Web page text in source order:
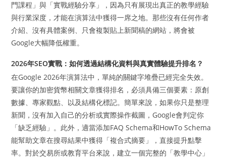
門課程」與「實戰經驗分享」，因為只有展現出真正的教學經驗
與行業深度，才能在演算法中獲得一席之地。那些沒有任何作者
介紹、沒有具體案例、只會複製貼上新聞稿的網站，將會被
Google大幅降低權重。
2026年SEO實戰：如何透過結構化資料與真實體驗提升排名？
在Google 2026年演算法中，單純的關鍵字堆疊已經完全失效。
要讓你的加密貨幣相關文章獲得排名，必須具備三個要素：原創
數據、專家觀點、以及結構化標記。簡單來說，如果你只是整理
新聞，沒有加入自己的分析或實際操作截圖，Google會判定你
「缺乏經驗」。此外，適當添加FAQ Schema和HowTo Schema
能幫助文章在搜尋結果中獲得「複合式摘要」，直接提升點擊
率。對於交易所或教育平台來說，建立一個完整的「教學中心」